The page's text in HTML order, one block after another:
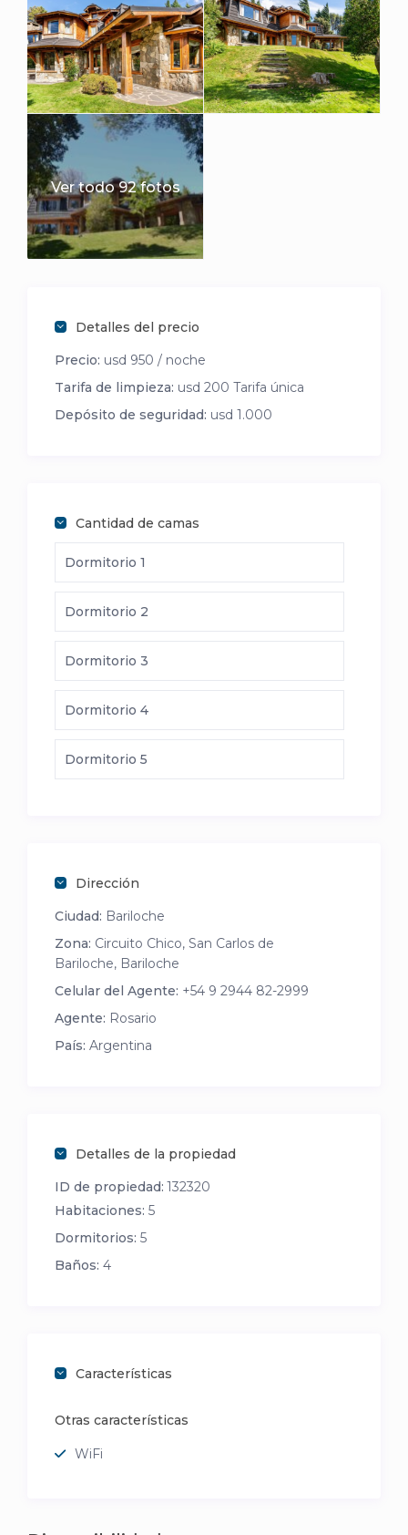
Ver todo 92 fotos
Detalles del precio
Precio: usd 950 / noche
Tarifa de limpieza: usd 200 Tarifa única
Depósito de seguridad: usd 1.000
Cantidad de camas
Dormitorio 1
Dormitorio 2
Dormitorio 3
Dormitorio 4
Dormitorio 5
Dirección
Ciudad: Bariloche
Zona: Circuito Chico, San Carlos de
Bariloche, Bariloche
Celular del Agente: +54 9 2944 82-2999
Agente: Rosario
País: Argentina
Detalles de la propiedad
ID de propiedad: 132320
Habitaciones: 5
Dormitorios: 5
Baños: 4
Características
Otras características
WiFi